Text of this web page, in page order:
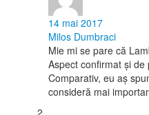
14 mai 2017
Milos Dumbraci
Mie mi se pare că
Aspect confirmat și
Comparativ, eu aș
consideră mai